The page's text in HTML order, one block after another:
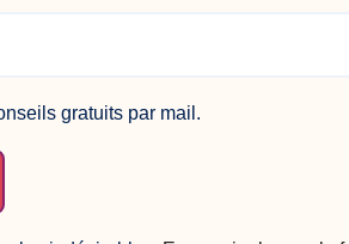
gratuits par mail.